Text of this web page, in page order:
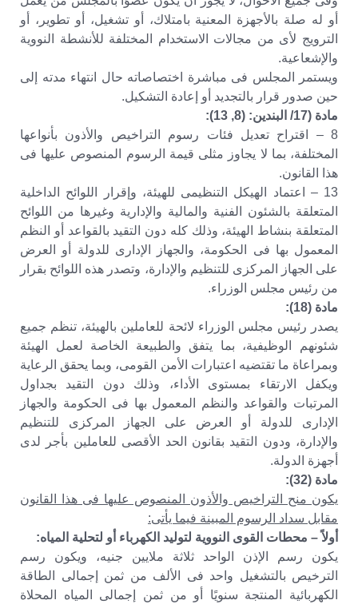
أو له صلة بالأجهزة المعنية بامتلاك، أو تشغيل، أو تطوير، أو
الترويج لأى من مجالات الاستخدام المختلفة للأنشطة النووية
والإشعاعية.
ويستمر المجلس فى مباشرة اختصاصاته حال انتهاء مدته إلى
حين صدور قرار بالتجديد أو إعادة التشكيل.
مادة (17/ البندين: (8, 13):
8 – اقتراح تعديل فئات رسوم التراخيص والأذون بأنواعها
المختلفة، بما لا يجاوز مثلى قيمة الرسوم المنصوص عليها فى
هذا القانون.
13 – اعتماد الهيكل التنظيمى للهيئة، وإقرار اللوائح الداخلية
المتعلقة بالشئون الفنية والمالية والإدارية وغيرها من اللوائح
المتعلقة بنشاط الهيئة، وذلك كله دون التقيد بالقواعد أو النظم
المعمول بها فى الحكومة، والجهاز الإدارى للدولة أو العرض
على الجهاز المركزى للتنظيم والإدارة، وتصدر هذه اللوائح بقرار
من رئيس مجلس الوزراء.
مادة (18):
يصدر رئيس مجلس الوزراء لائحة للعاملين بالهيئة، تنظم جميع
شئونهم الوظيفية، بما يتفق والطبيعة الخاصة لعمل الهيئة
وبمراعاة ما تقتضيه اعتبارات الأمن القومى، وبما يحقق الرعاية
ويكفل الارتقاء بمستوى الأداء، وذلك دون التقيد بجداول
المرتبات والقواعد والنظم المعمول بها فى الحكومة والجهاز
الإدارى للدولة أو العرض على الجهاز المركزى للتنظيم
والإدارة، ودون التقيد بقانون الحد الأقصى للعاملين بأجر لدى
أجهزة الدولة.
مادة (32):
يكون منح التراخيص والأذون المنصوص عليها فى هذا القانون
مقابل سداد الرسوم المبينة فيما يأتى:
أولاً – محطات القوى النووية لتوليد الكهرباء أو لتحلية المياه:
يكون رسم الإذن الواحد ثلاثة ملايين جنيه، ويكون رسم
الترخيص بالتشغيل واحد فى الألف من ثمن إجمالى الطاقة
الكهربائية المنتجة سنويًا أو من ثمن إجمالى المياه المحلاة